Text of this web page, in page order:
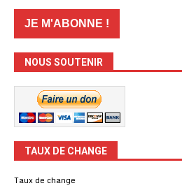
NOUS SOUTENIR
TAUX DE CHANGE
Taux de change